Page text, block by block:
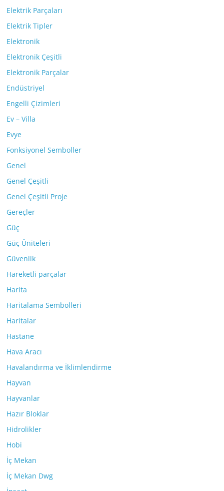
Elektrik Parçaları
Elektrik Tipler
Elektronik
Elektronik Çeşitli
Elektronik Parçalar
Endüstriyel
Engelli Çizimleri
Ev – Villa
Evye
Fonksiyonel Semboller
Genel
Genel Çeşitli
Genel Çeşitli Proje
Gereçler
Güç
Güç Üniteleri
Güvenlik
Hareketli parçalar
Harita
Haritalama Sembolleri
Haritalar
Hastane
Hava Aracı
Havalandırma ve İklimlendirme
Hayvan
Hayvanlar
Hazır Bloklar
Hidrolikler
Hobi
İç Mekan
İç Mekan Dwg